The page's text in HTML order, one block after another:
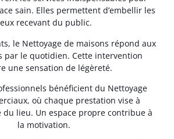
sain. Elles permettent d’embellir les
recevant du public.
le Nettoyage de maisons répond aux
par le quotidien. Cette intervention
une sensation de légèreté.
bénéficient du Nettoyage
où chaque prestation vise à
du lieu. Un espace propre contribue à
la motivation.